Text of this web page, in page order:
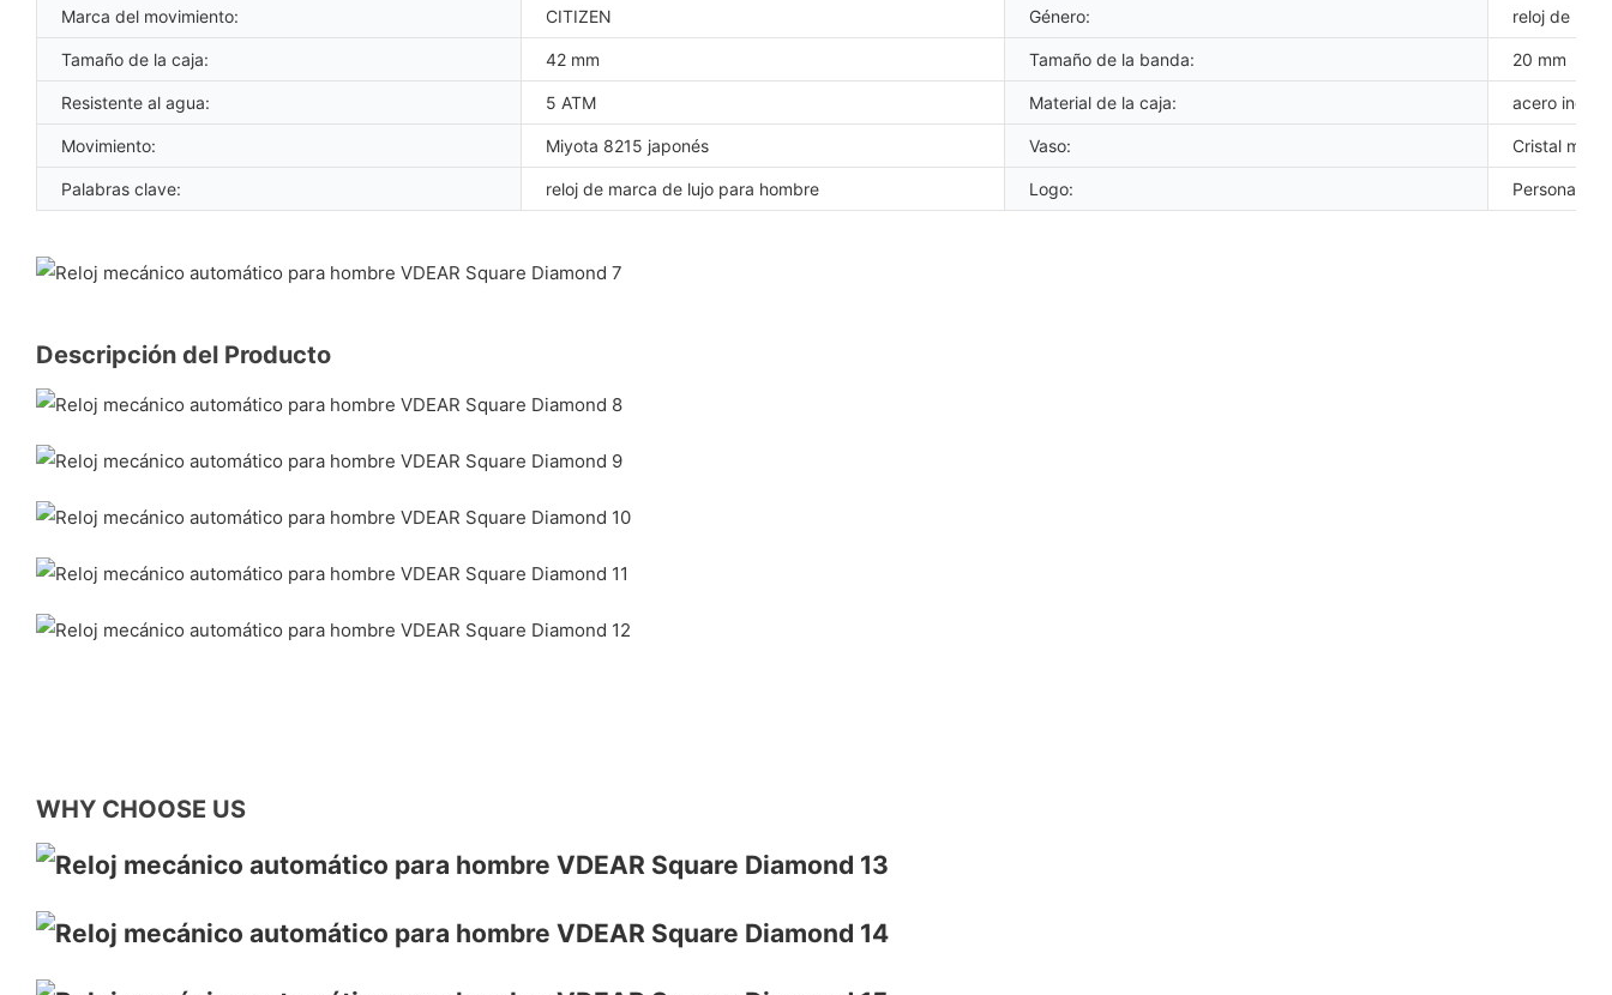
Marca del movimiento: CITIZEN Género: reloj de lujo
Tamaño de la caja: 42 mm Tamaño de la banda: 20 mm
Resistente al agua: 5 ATM Material de la caja: acero
Movimiento: Miyota 8215 japonés Vaso: Cristal
Palabras clave: reloj de marca de lujo para hombre Logo: Personaliza
Descripción del Producto
WHY CHOOSE US